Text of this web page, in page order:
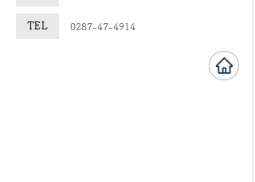
TEL 0287-47-4914